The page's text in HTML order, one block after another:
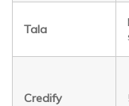
Tala
Credify